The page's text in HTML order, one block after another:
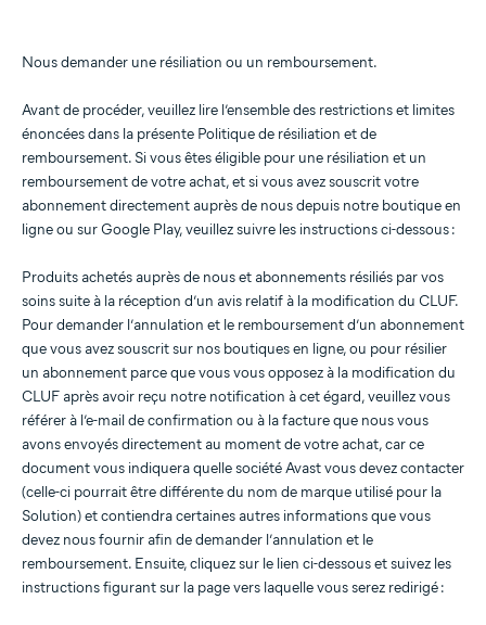
Nous demander une résiliation ou un remboursement.
Avant de procéder, veuillez lire l’ensemble des restrictions et limites
énoncées dans la présente Politique de résiliation et de
remboursement. Si vous êtes éligible pour une résiliation et un
remboursement de votre achat, et si vous avez souscrit votre
abonnement directement auprès de nous depuis notre boutique en
ligne ou sur Google Play, veuillez suivre les instructions ci-dessous :
Produits achetés auprès de nous et abonnements résiliés par vos
soins suite à la réception d’un avis relatif à la modification du CLUF.
Pour demander l’annulation et le remboursement d’un abonnement
que vous avez souscrit sur nos boutiques en ligne, ou pour résilier
un abonnement parce que vous vous opposez à la modification du
CLUF après avoir reçu notre notification à cet égard, veuillez vous
référer à l’e-mail de confirmation ou à la facture que nous vous
avons envoyés directement au moment de votre achat, car ce
document vous indiquera quelle société Avast vous devez contacter
(celle-ci pourrait être différente du nom de marque utilisé pour la
Solution) et contiendra certaines autres informations que vous
devez nous fournir afin de demander l’annulation et le
remboursement. Ensuite, cliquez sur le lien ci-dessous et suivez les
instructions figurant sur la page vers laquelle vous serez redirigé :